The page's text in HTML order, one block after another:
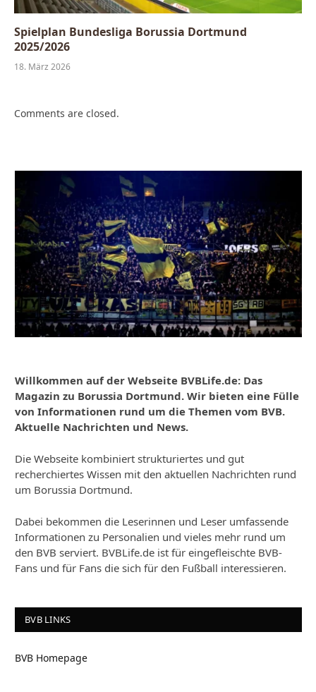
Spielplan Bundesliga Borussia Dortmund
2025/2026
18. März 2026
Comments are closed.
Willkommen auf der Webseite BVBLife.de: Das
Magazin zu Borussia Dortmund. Wir bieten eine Fülle
von Informationen rund um die Themen vom BVB.
Aktuelle Nachrichten und News.
Die Webseite kombiniert strukturiertes und gut
recherchiertes Wissen mit den aktuellen Nachrichten rund
um Borussia Dortmund.
Dabei bekommen die Leserinnen und Leser umfassende
Informationen zu Personalien und vieles mehr rund um
den BVB serviert. BVBLife.de ist für eingefleischte BVB-
Fans und für Fans die sich für den Fußball interessieren.
BVB LINKS
BVB Homepage